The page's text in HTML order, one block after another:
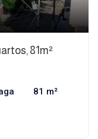
81m²
81 m²